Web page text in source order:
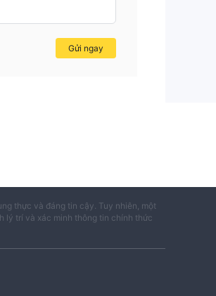
Gửi ngay
thực và đáng tin cậy. Tuy nhiên, một
lý trí và xác minh thông tin chính thức